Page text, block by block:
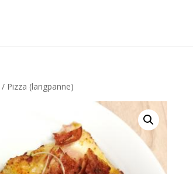
/ Pizza (langpanne)